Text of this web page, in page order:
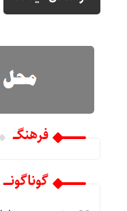
فرهنگـــ
گوناگونـــــ